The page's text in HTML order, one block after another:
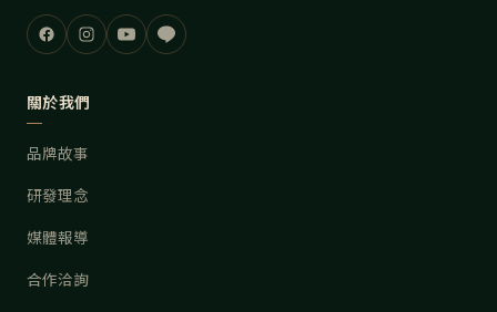
關於我們
品牌故事
研發理念
媒體報導
合作洽詢